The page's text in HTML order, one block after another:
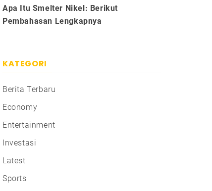
Apa Itu Smelter Nikel: Berikut
Pembahasan Lengkapnya
KATEGORI
Berita Terbaru
Economy
Entertainment
Investasi
Latest
Sports